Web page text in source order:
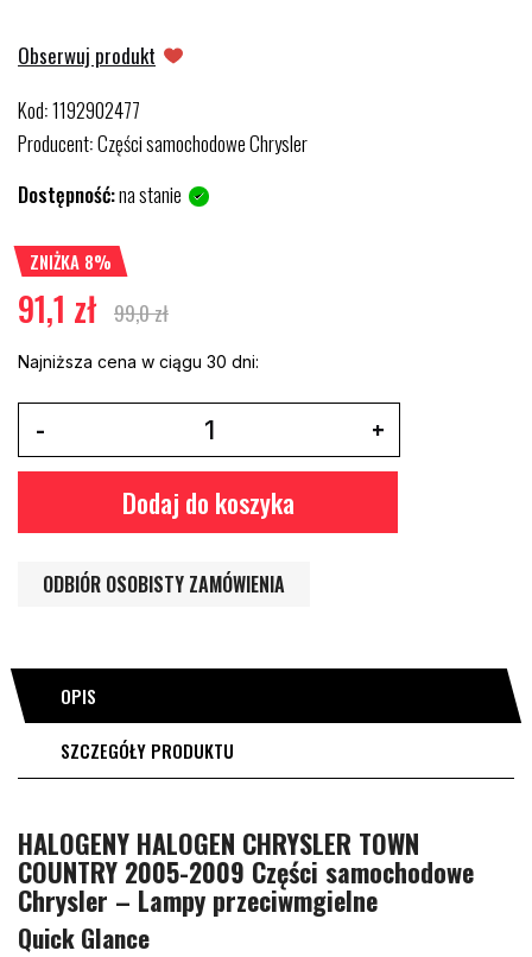
Obserwuj produkt
Kod:1192902477
Producent:Części samochodowe Chrysler
Dostępność:na stanie
ZNIŻKA 8%
91,1 zł 99,0 zł
Najniższa cena w ciągu 30 dni:
Dodaj do koszyka
ODBIÓR OSOBISTY ZAMÓWIENIA
OPIS
SZCZEGÓŁY PRODUKTU
HALOGENY HALOGEN CHRYSLER TOWN
COUNTRY 2005-2009 Części samochodowe
Chrysler – Lampy przeciwmgielne
Quick Glance